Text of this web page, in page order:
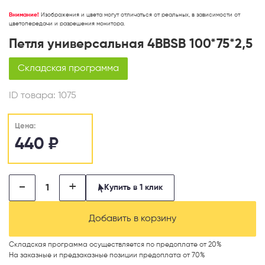
Внимание! Изображения и цвета могут отличаться от реальных, в зависимости от
цветопередачи и разрешения монитора.
Петля универсальная 4BBSB 100*75*2,5
Складская программа
ID товара: 1075
Цена:
440 ₽
- + Купить в 1 клик
Добавить в корзину
Складская программа осуществляется по предоплате от 20%
На заказные и предзаказные позиции предоплата от 70%
Телефон